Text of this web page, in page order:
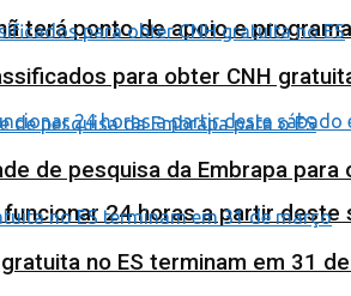
terá ponto de apoio e
24 horas a partir
para obter CNH
de pesquisa da Embrapa para
no ES terminam em 31